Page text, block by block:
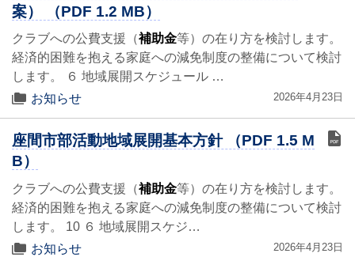
案） （PDF 1.2 MB）
クラブへの公費支援（補助金等）の在り方を検討します。
経済的困難を抱える家庭への減免制度の整備について検討
します。 ６ 地域展開スケジュール …
お知らせ
2026年4月23日
座間市部活動地域展開基本方針 （PDF 1.5 M
B）
クラブへの公費支援（補助金等）の在り方を検討します。
経済的困難を抱える家庭への減免制度の整備について検討
します。 10 ６ 地域展開スケジ…
お知らせ
2026年4月23日